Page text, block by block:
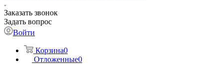
Заказать звонок
Задать вопрос
Войти
Корзина0
Отложенные0